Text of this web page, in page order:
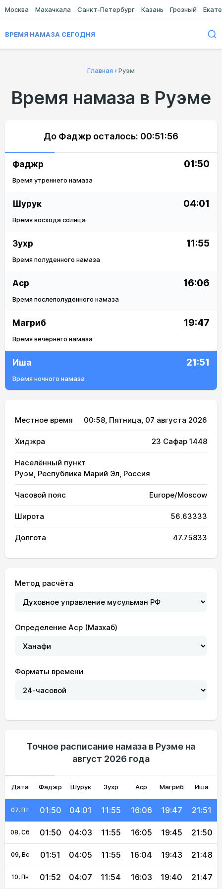
Москва Махачкала Санкт-Петербург Казань Грозный
ВРЕМЯ НАМАЗА СЕГОДНЯ
Главная › Руэм
Время намаза в Руэме
До Фаджр осталось: 00:51:56
Фаджр 01:50
Время утреннего намаза
Шурук 04:01
Время восхода солнца
Зухр 11:55
Время полуденного намаза
Аср 16:06
Время послеполуденного намаза
Магриб 19:47
Время вечернего намаза
Иша 21:51
Время ночного намаза
Местное время 00:58, Пятница, 07 августа 2026
Хиджра 23 Сафар 1448
Населённый пункт
Руэм, Республика Марий Эл, Россия
Часовой пояс Europe/Moscow
Широта 56.63333
Долгота 47.75833
Метод расчёта
Определение Аср (Мазхаб)
Форматы времени
Точное расписание намаза в Руэме на
август 2026 года
Дата Фаджр Шурук Зухр Аср Магриб Иша
01, Сб 01:44 03:49
03, Пн 01:46 03:53 11:55 16:10 19:56 21:55
04, Вт 01:47 03:55 11:55 16:09 19:54 21:54
03:57 16:08
06, Чт 01:49 03:59 11:55 16:07 19:50 21:52
07, Пт 01:50 04:01 11:55 16:06 19:47 21:51
08, Сб 01:50 04:03 11:55 16:05 19:45 21:50
09, Вс 01:51 04:05 11:55 16:04 19:43 21:48
10, Пн 01:52 04:07 11:54 16:03 19:40 21:47